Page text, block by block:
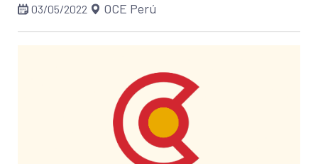
03/05/2022 OCE Perú